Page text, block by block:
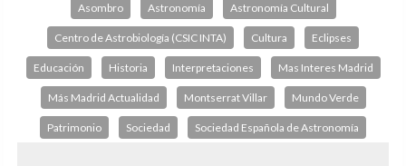
Asombro Astronomía Astronomía Cultural
Centro de Astrobiología (CSIC INTA) Cultura Eclipses
Educación Historia Interpretaciones Mas Interes Madrid
Más Madrid Actualidad Montserrat Villar Mundo Verde
Patrimonio Sociedad Sociedad Española de Astronomía